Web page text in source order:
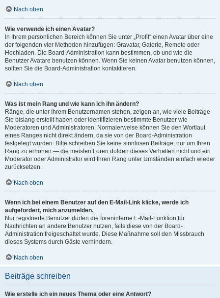
Nach oben
Wie verwende ich einen Avatar?
In Ihrem persönlichen Bereich können Sie unter „Profil“ einen Avatar über eine
der folgenden vier Methoden hinzufügen: Gravatar, Galerie, Remote oder
Hochladen. Die Board-Administration kann bestimmen, ob und wie die
Benutzer Avatare benutzen können. Wenn Sie keinen Avatar benutzen können,
sollten Sie die Board-Administration kontaktieren.
Nach oben
Was ist mein Rang und wie kann ich ihn ändern?
Ränge, die unter Ihrem Benutzernamen stehen, zeigen an, wie viele Beiträge
Sie bislang erstellt haben oder identifizieren bestimmte Benutzer wie
Moderatoren und Administratoren. Normalerweise können Sie den Wortlaut
eines Ranges nicht direkt ändern, da sie von der Board-Administration
festgelegt wurden. Bitte schreiben Sie keine sinnlosen Beiträge, nur um Ihren
Rang zu erhöhen — die meisten Foren dulden dieses Verhalten nicht und ein
Moderator oder Administrator wird Ihren Rang unter Umständen einfach wieder
zurücksetzen.
Nach oben
Wenn ich bei einem Benutzer auf den E-Mail-Link klicke, werde ich
aufgefordert, mich anzumelden.
Nur registrierte Benutzer dürfen die foreninterne E-Mail-Funktion für
Nachrichten an andere Benutzer nutzen, falls diese von der Board-
Administration freigeschaltet wurde. Diese Maßnahme soll den Missbrauch
dieses Systems durch Gäste verhindern.
Nach oben
Beiträge schreiben
Wie erstelle ich ein neues Thema oder eine Antwort?